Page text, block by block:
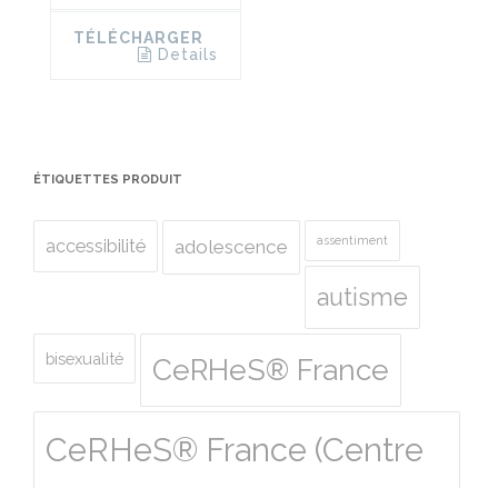
TÉLÉCHARGER
Details
ÉTIQUETTES PRODUIT
accessibilité adolescence assentiment
autisme
bisexualité CeRHeS® France
CeRHeS® France (Centre